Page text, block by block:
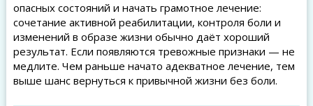
опасных состояний и начать грамотное лечение:
сочетание активной реабилитации, контроля боли и
изменений в образе жизни обычно даёт хороший
результат. Если появляются тревожные признаки — не
медлите. Чем раньше начато адекватное лечение, тем
выше шанс вернуться к привычной жизни без боли.